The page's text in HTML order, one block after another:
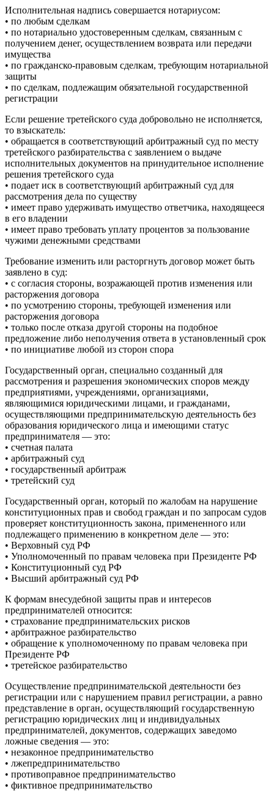
Исполнительная надпись совершается нотариусом:
• по любым сделкам
• по нотариально удостоверенным сделкам, связанным с
получением денег, осуществлением возврата или передачи
имущества
• по гражданско-правовым сделкам, требующим нотариальной
защиты
• по сделкам, подлежащим обязательной государственной
регистрации
Если решение третейского суда добровольно не исполняется,
то взыскатель:
• обращается в соответствующий арбитражный суд по месту
третейского разбирательства с заявлением о выдаче
исполнительных документов на принудительное исполнение
решения третейского суда
• подает иск в соответствующий арбитражный суд для
рассмотрения дела по существу
• имеет право удерживать имущество ответчика, находящееся
в его владении
• имеет право требовать уплату процентов за пользование
чужими денежными средствами
Требование изменить или расторгнуть договор может быть
заявлено в суд:
• с согласия стороны, возражающей против изменения или
расторжения договора
• по усмотрению стороны, требующей изменения или
расторжения договора
• только после отказа другой стороны на подобное
предложение либо неполучения ответа в установленный срок
• по инициативе любой из сторон спора
Государственный орган, специально созданный для
рассмотрения и разрешения экономических споров между
предприятиями, учреждениями, организациями,
являющимися юридическими лицами, и гражданами,
осуществляющими предпринимательскую деятельность без
образования юридического лица и имеющими статус
предпринимателя — это:
• счетная палата
• арбитражный суд
• государственный арбитраж
• третейский суд
Государственный орган, который по жалобам на нарушение
конституционных прав и свобод граждан и по запросам судов
проверяет конституционность закона, примененного или
подлежащего применению в конкретном деле — это:
• Верховный суд РФ
• Уполномоченный по правам человека при Президенте РФ
• Конституционный суд РФ
• Высший арбитражный суд РФ
К формам внесудебной защиты прав и интересов
предпринимателей относится:
• страхование предпринимательских рисков
• арбитражное разбирательство
• обращение к уполномоченному по правам человека при
Президенте РФ
• третейское разбирательство
Осуществление предпринимательской деятельности без
регистрации или с нарушением правил регистрации, а равно
представление в орган, осуществляющий государственную
регистрацию юридических лиц и индивидуальных
предпринимателей, документов, содержащих заведомо
ложные сведения — это:
• незаконное предпринимательство
• лжепредпринимательство
• противоправное предпринимательство
• фиктивное предпринимательство